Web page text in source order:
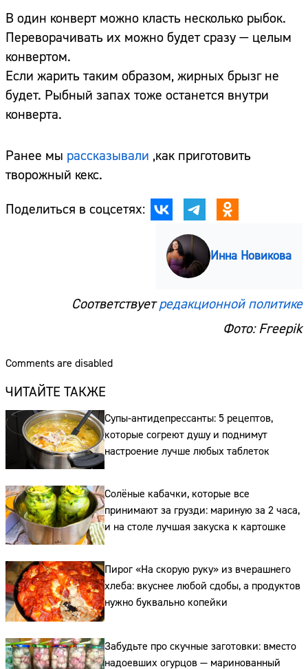
В один конверт можно класть несколько рыбок.
Переворачивать их можно будет сразу — целым
конвертом.
Если жарить таким образом, жирных брызг не
будет. Рыбный запах тоже останется внутри
конверта.
Ранее мы рассказывали ,как приготовить
творожный кекс.
Поделиться в соцсетях:
Инна Новикова
Соответствуетредакционной политике
Фото: Freepik
Comments are disabled
ЧИТАЙТЕ ТАКЖЕ
Супы-антидепрессанты: 5 рецептов,
которые согреют душу и поднимут
настроение лучше любых таблеток
Солёные кабачки, которые все
принимают за грузди: мариную за 2 часа,
и на столе лучшая закуска к картошке
Пирог «На скорую руку» из вчерашнего
хлеба: вкуснее любой сдобы, а продуктов
нужно буквально копейки
Забудьте про скучные заготовки: вместо
надоевших огурцов — маринованный